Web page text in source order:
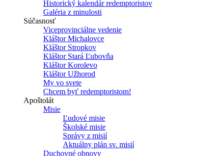
Historický kalendár redemptoristov
Galéria z minulosti
Súčasnosť
Viceprovinciálne vedenie
Kláštor Michalovce
Kláštor Stropkov
Kláštor Stará Ľubovňa
Kláštor Korolevo
Kláštor Užhorod
My vo svete
Chcem byť redemptoristom!
Apoštolát
Misie
Ľudové misie
Školské misie
Správy z misií
Aktuálny plán sv. misií
Duchovné obnovy